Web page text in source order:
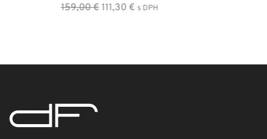
249,00€Pôvodná
124,50€